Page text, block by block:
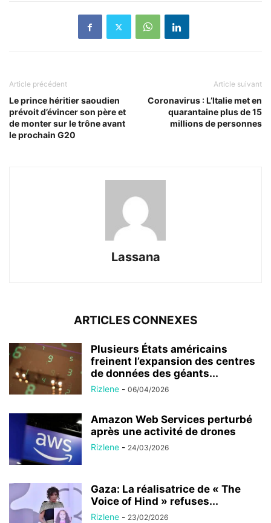
Article précédent
Le prince héritier saoudien
prévoit d’évincer son père et
de monter sur le trône avant
le prochain G20
Article suivant
Coronavirus : L’Italie met en
quarantaine plus de 15
millions de personnes
Lassana
ARTICLES CONNEXES
Plusieurs États américains
freinent l’expansion des centres
de données des géants...
Rizlene - 06/04/2026
Amazon Web Services perturbé
après une activité de drones
Rizlene - 24/03/2026
Gaza: La réalisatrice de « The
Voice of Hind » refuses...
Rizlene - 23/02/2026